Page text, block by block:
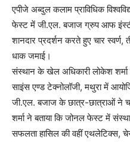
एपीजे अब्दुल कलाम प्राविधिक
फेस्ट में जी.एल. बजाज ग्रुप आफ
शानदार प्रदर्शन करते हुए चार
धाक जमाई।
संस्थान के खेल अधिकारी लोकेश
साइंस एण्ड टेक्नोलॉजी, मथुरा में
जी.एल. बजाज के छात्र-छात्राओं ने
शर्मा ने बताया कि जोनल फेस्ट में
सफलता हासिल की वहीं एथलेटिक्स,